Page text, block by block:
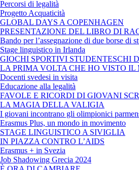
Percorsi di legalità
Progetto Acquaticità
GLOBAL DAYS A COPENHAGEN
PRESENTAZIONE DEL LIBRO DI
Bando per l’assegnazione di due borse di
Stage linguistico in Irlanda
GIOCHI SPORTIVI STUDENTESCHI
LA PRIMA VOLTA CHE HO VISTO IL
Docenti svedesi in visita
Educazione alla legalità
FAVOLE E RICORDI DI GIOVANI
LA MAGIA DELLA VALIGIA
I giovani incontrano gli olimpionici
Erasmus Plus, un mondo in movimento
STAGE LINGUISTICO A SIVIGLIA
IN PIAZZA CONTRO L’AIDS
Erasmus + in Svezia
Job Shadowing Grecia 2024